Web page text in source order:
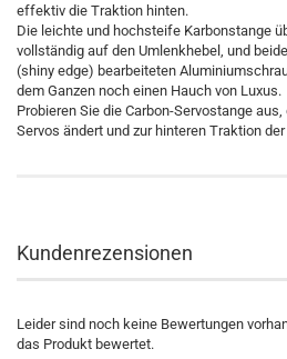
effektiv die Traktion hinten.
Die leichte und hochsteife Karbonstange
vollständig auf den Umlenkhebel, und
(shiny edge) bearbeiteten
dem Ganzen noch einen Hauch von Luxus.
Probieren Sie die Carbon-Servostange
Servos ändert und zur hinteren Traktion
Kundenrezensionen
Leider sind noch keine Bewertungen
das Produkt bewertet.